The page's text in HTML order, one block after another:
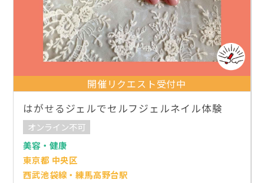
開催リクエスト受付中
はがせるジェルでセルフジェルネイル体験
オンライン不可
美容・健康
東京都 中央区
西武池袋線・練馬高野台駅